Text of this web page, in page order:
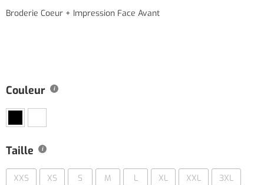
Broderie Coeur + Impression Face Avant
Couleur
Taille
XXS XS S M L XL XXL 3XL